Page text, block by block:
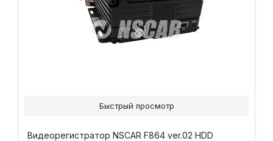
Видеорегистратор NSCAR F864 ver.02 HDD
Быстрый просмотр